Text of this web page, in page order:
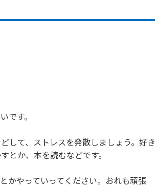
です。
して、ストレスを発散しましょう。好き
とか、本を読むなどです。
かやっていってください。おれも頑張